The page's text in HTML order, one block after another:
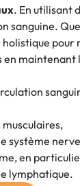
. En utilisant
sanguine.
en maintenant
système
en
lymphatique.